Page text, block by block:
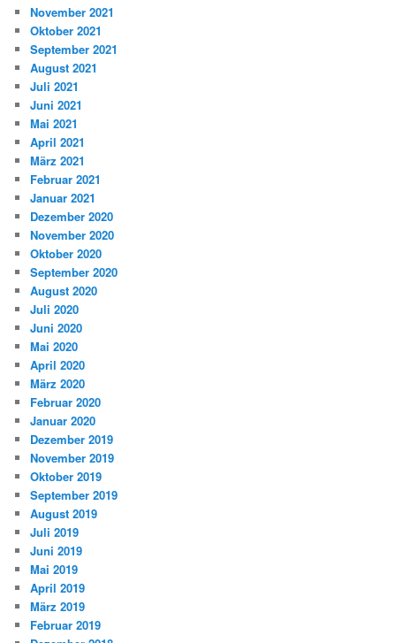
November 2021
Oktober 2021
September 2021
August 2021
Juli 2021
Juni 2021
Mai 2021
April 2021
März 2021
Februar 2021
Januar 2021
Dezember 2020
November 2020
Oktober 2020
September 2020
August 2020
Juli 2020
Juni 2020
Mai 2020
April 2020
März 2020
Februar 2020
Januar 2020
Dezember 2019
November 2019
Oktober 2019
September 2019
August 2019
Juli 2019
Juni 2019
Mai 2019
April 2019
März 2019
Februar 2019